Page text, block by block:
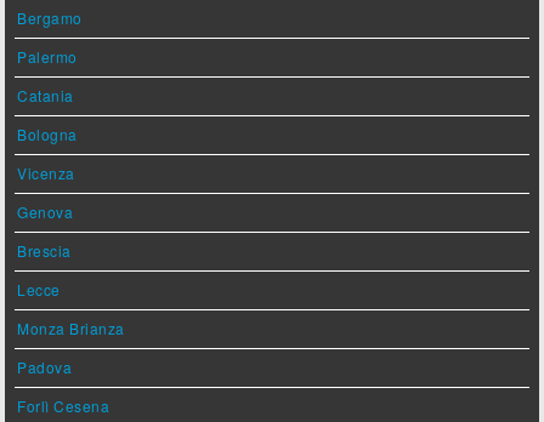
Bergamo
Palermo
Catania
Bologna
Vicenza
Genova
Brescia
Lecce
Monza Brianza
Padova
Forlì Cesena